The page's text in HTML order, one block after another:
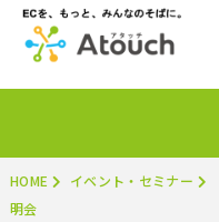
HOME イベント・セミナー
明会